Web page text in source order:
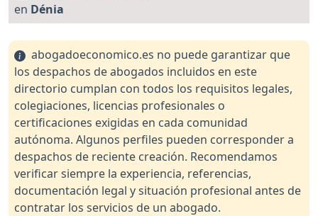
en Dénia
abogadoeconomico.es no puede garantizar que
los despachos de abogados incluidos en este
directorio cumplan con todos los requisitos legales,
colegiaciones, licencias profesionales o
certificaciones exigidas en cada comunidad
autónoma. Algunos perfiles pueden corresponder a
despachos de reciente creación. Recomendamos
verificar siempre la experiencia, referencias,
documentación legal y situación profesional antes de
contratar los servicios de un abogado.